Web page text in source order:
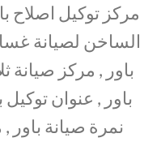
مركز توكيل اصلاح
الساخن لصيانة
باور , مركز صيانة
باور , عنوان
نمرة صيانة